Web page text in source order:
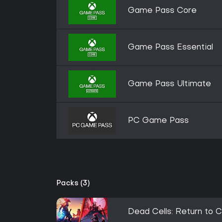
Game Pass Core
Game Pass Essential
Game Pass Ultimate
PC Game Pass
Packs (3)
Dead Cells: Return to